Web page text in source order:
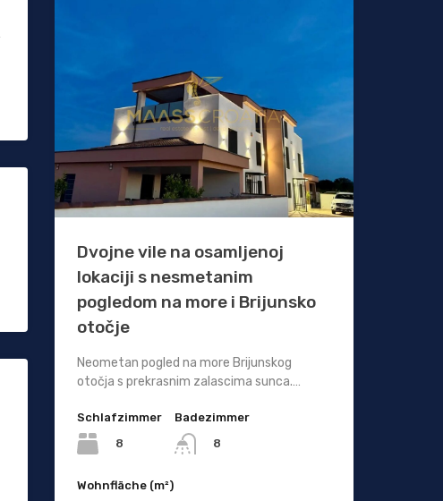
Dvojne vile na osamljenoj
lokaciji s nesmetanim
pogledom na more i Brijunsko
otočje
Neometan pogled na more Brijunskog
otočja s prekrasnim zalascima sunca.…
Schlafzimmer
8
Badezimmer
8
Wohnfläche (m²)